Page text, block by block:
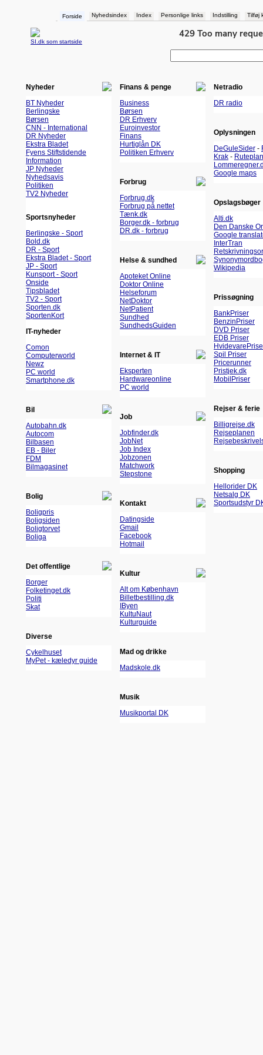
Forside Nyhedsindex Index Personlige links Indstilling Tilføj
SI.dk som startside
Nyheder
BT Nyheder
Berlingske
Børsen
CNN - International
DR Nyheder
Ekstra Bladet
Fyens Stiftstidende
Information
JP Nyheder
Nyhedsavis
Politiken
TV2 Nyheder
Sportsnyheder
Berlingske - Sport
Bold.dk
DR - Sport
Ekstra Bladet - Sport
JP - Sport
Kunsport - Sport
Onside
Tipsbladet
TV2 - Sport
Sporten.dk
SportenKort
IT-nyheder
Comon
Computerworld
Newz
PC world
Smartphone.dk
Bil
Autobahn.dk
Autocom
Bilbasen
EB - Biler
FDM
Bilmagasinet
Bolig
Boligpris
Boligsiden
Boligtorvet
Boliga
Det offentlige
Borger
Folketinget.dk
Politi
Skat
Diverse
Cykelhuset
MyPet - kæledyr guide
Finans & penge
Business
Børsen
DR Erhverv
Euroinvestor
Finans
Hurtiglån DK
Politiken Erhverv
Forbrug
Forbrug.dk
Forbrug på nettet
Tænk.dk
Borger.dk - forbrug
DR.dk - forbrug
Helse & sundhed
Apoteket Online
Doktor Online
Helseforum
NetDoktor
NetPatient
Sundhed
SundhedsGuiden
Internet & IT
Eksperten
Hardwareonline
PC world
Job
Jobfinder.dk
JobNet
Job Index
Jobzonen
Matchwork
Stepstone
Kontakt
Datingside
Gmail
Facebook
Hotmail
Kultur
Alt om København
Billetbestilling.dk
IByen
KultuNaut
Kulturguide
Mad og drikke
Madskole.dk
Musik
Musikportal DK
Netradio
DR radio
Oplysningen
DeGuleSider -
Krak - Ruteplan
Google maps
Opslagsbøger
Alti.dk
Den Danske
Google
InterTran
Wikipedia
Prissøgning
BankPriser
BenzinPriser
DVD Priser
EDB Priser
Spil Priser
Pricerunner
Pristjek.dk
MobilPriser
Rejser & ferie
Billigrejse.dk
Rejseplanen
Shopping
Hellorider DK
Netsalg DK
Sportsudstyr